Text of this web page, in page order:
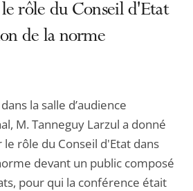
rôle du Conseil d'Etat
de la norme
la salle d’audience
M. Tanneguy Larzul a donné
rôle du Conseil d'Etat dans
devant un public composé
pour qui la conférence était